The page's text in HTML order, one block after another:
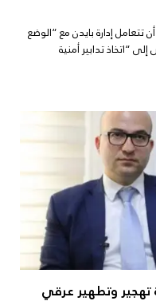
تتعامل إدارة بايدن مع “الوضع
“اتخاذ تدابير أمنية
وتطهير عرقي